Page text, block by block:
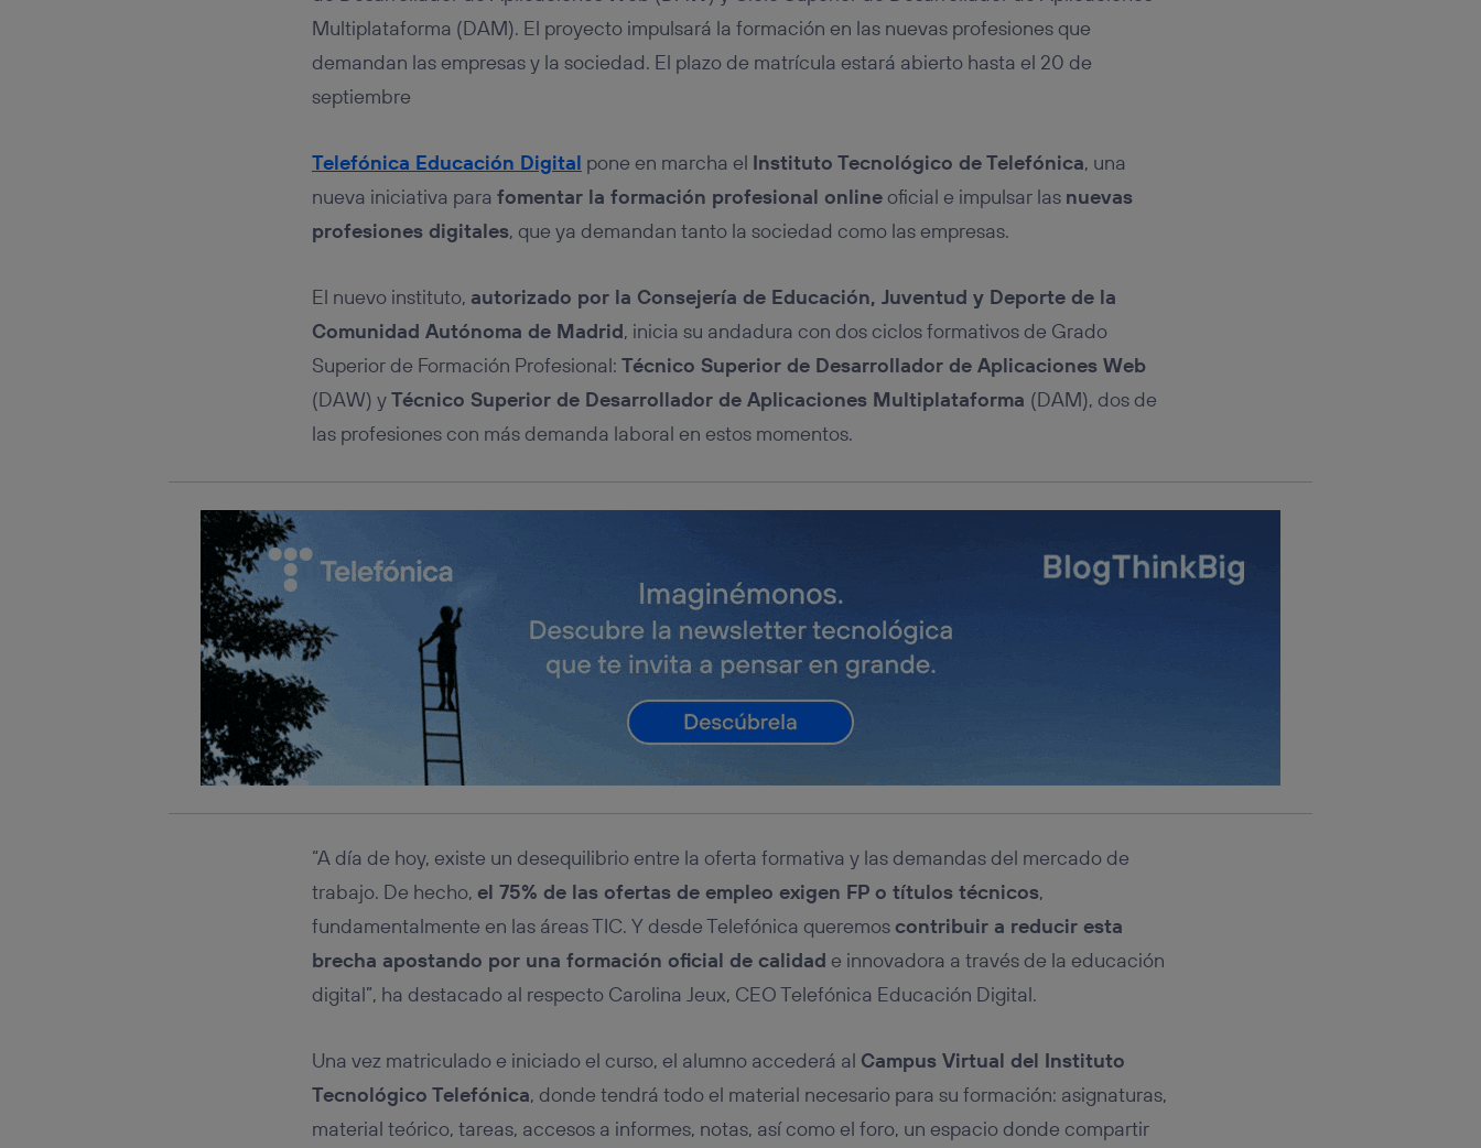
Multiplataforma (DAM). El proyecto impulsará la formación en las nuevas profesiones que
demandan las empresas y la sociedad. El plazo de matrícula estará abierto hasta el 20 de
septiembre
Telefónica Educación Digital pone en marcha el Instituto Tecnológico de Telefónica, una
nueva iniciativa para fomentar la formación profesional onlineoficial e impulsar las nuevas
profesiones digitales, que ya demandan tanto la sociedad como las empresas.
El nuevo instituto, autorizado por la Consejería de Educación, Juventud y Deporte de la
Comunidad Autónoma de Madrid, inicia su andadura con dos ciclos formativos de Grado
Superior de Formación Profesional: Técnico Superior de Desarrollador de Aplicaciones Web
(DAW) yTécnico Superior de Desarrollador de Aplicaciones Multiplataforma (DAM), dos de
las profesiones con más demanda laboral en estos momentos.
“A día de hoy, existe un desequilibrio entre la oferta formativa y las demandas del mercado de
trabajo. De hecho, el 75% de las ofertas de empleo exigen FP o títulos técnicos,
fundamentalmente en las áreas TIC. Y desde Telefónica queremoscontribuir a reducir esta
brecha apostando por una formación oficial de calidad e innovadora a través de la educación
digital”, ha destacado al respecto Carolina Jeux, CEO Telefónica Educación Digital.
Una vez matriculado e iniciado el curso, el alumno accederá al Campus Virtual del Instituto
Tecnológico Telefónica, donde tendrá todo el material necesario para su formación: asignaturas,
material teórico, tareas, accesos a informes, notas, así como el foro, un espacio donde compartir
conecte su dispositivo y consienta el uso de la tecnología recibirá el mismo identificador.
Típicamente:
Si utilizas una conexión de banda ancha(p. ej., Wi-Fi), el marketing o análisis se
únicamente en la navegación del usuario del móvil.
Puedes gestionar los consentimientos Utiq seleccionando “Administrar Utiq” en la parte
inferior de esta página web o visitando el
portal de privacidad de Utiq (“consenthub”)
Para más información, consulta la política de privacidad de Utiq.